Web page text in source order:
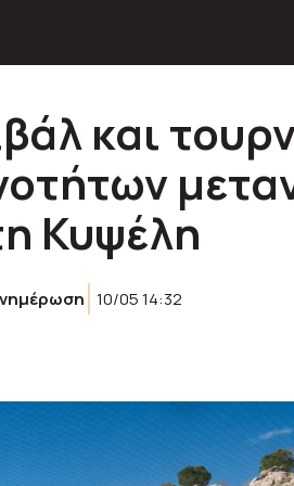
και
Κυψέλη
10/05 14:32